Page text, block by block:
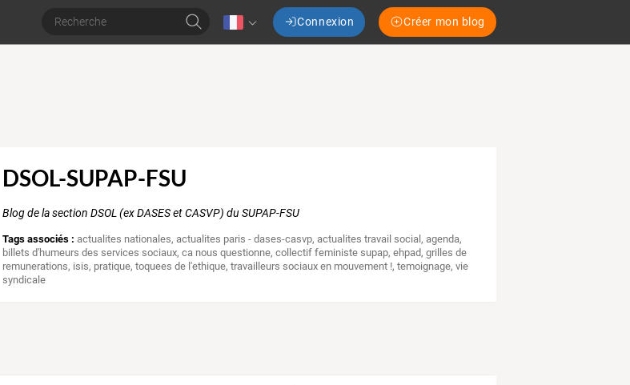
Connexion Créer mon blog
DSOL-SUPAP-FSU
Blog de la section DSOL (ex DASES et CASVP) du SUPAP-FSU
Tags associés : actualites nationales,actualites paris - dases-casvp,actualites travail social,agenda,
billets d'humeurs des services sociaux,ca nous questionne,collectif feministe supap,ehpad,grilles de
remunerations, isis, pratique,toquees de l'ethique,travailleurs sociaux en mouvement !,temoignage,vie
syndicale